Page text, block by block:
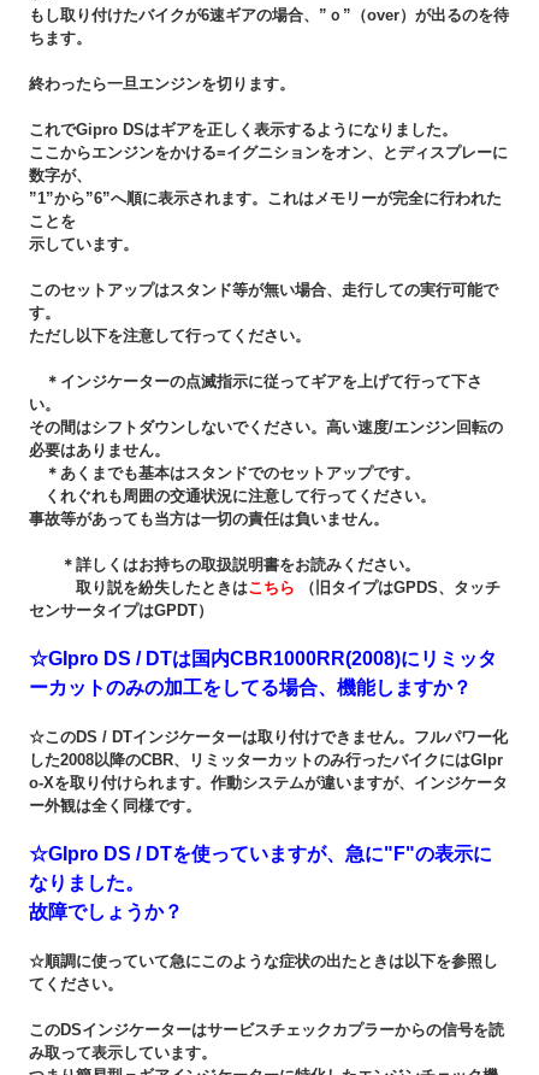
もし取り付けたバイクが6速ギアの場合、”ｏ”（over）が出るのを待
ちます。
終わったら一旦エンジンを切ります。
これでGipro DSはギアを正しく表示するようになりました。
ここからエンジンをかける=イグニションをオン、とディスプレーに
数字が、
”1”から”6”へ順に表示されます。これはメモリーが完全に行われた
ことを
示しています。
このセットアップはスタンド等が無い場合、走行しての実行可能で
す。
ただし以下を注意して行ってください。
＊インジケーターの点滅指示に従ってギアを上げて行って下さ
い。
その間はシフトダウンしないでください。高い速度/エンジン回転の
必要はありません。
＊あくまでも基本はスタンドでのセットアップです。
くれぐれも周囲の交通状況に注意して行ってください。
事故等があっても当方は一切の責任は負いません。
＊詳しくはお持ちの取扱説明書をお読みください。
取り説を紛失したときはこちら （旧タイプはGPDS、タッチ
センサータイプはGPDT）
☆GIpro DS / DTは国内CBR1000RR(2008)にリミッタ
ーカットのみの加工をしてる場合、機能しますか？
☆このDS / DTインジケーターは取り付けできません。フルパワー化
した2008以降のCBR、リミッターカットのみ行ったバイクにはGIpr
o-Xを取り付けられます。作動システムが違いますが、インジケータ
ー外観は全く同様です。
☆GIpro DS / DTを使っていますが、急に"F"の表示に
なりました。
故障でしょうか？
☆順調に使っていて急にこのような症状の出たときは以下を参照し
てください。
このDSインジケーターはサービスチェックカプラーからの信号を読
み取って表示しています。